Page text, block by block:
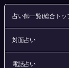
占い師一覧(総合トッ
対面占い
電話占い